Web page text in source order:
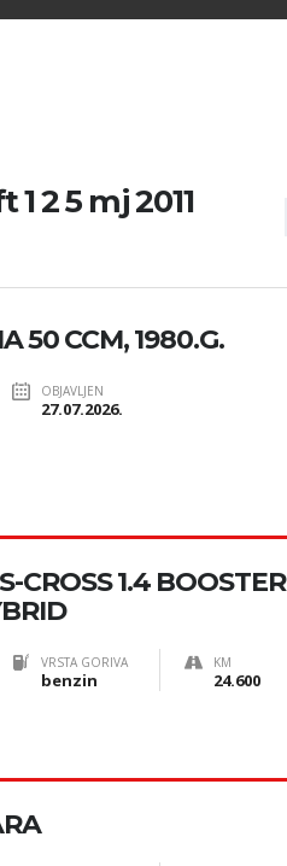
2 5 mj 2011
50 CCM, 1980.G.
OBJAVLJEN
27.07.2026.
CROSS 1.4 BOOSTER
VRSTA GORIVA
benzin
KM
24.600